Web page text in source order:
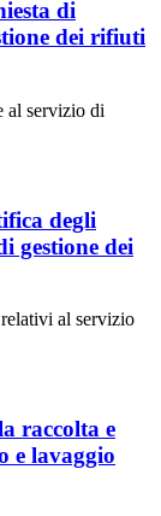
di
dei rifiuti
al servizio di
degli
gestione dei
al servizio
raccolta e
e lavaggio